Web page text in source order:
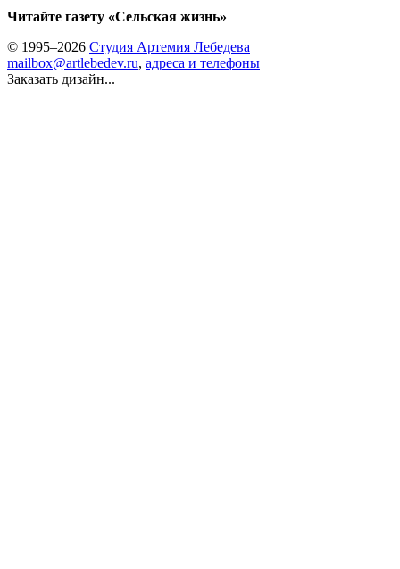
Читайте газету «Сельская жизнь»
© 1995–2026 Студия Артемия Лебедева
mailbox@artlebedev.ru, адреса и телефоны
Заказать дизайн...